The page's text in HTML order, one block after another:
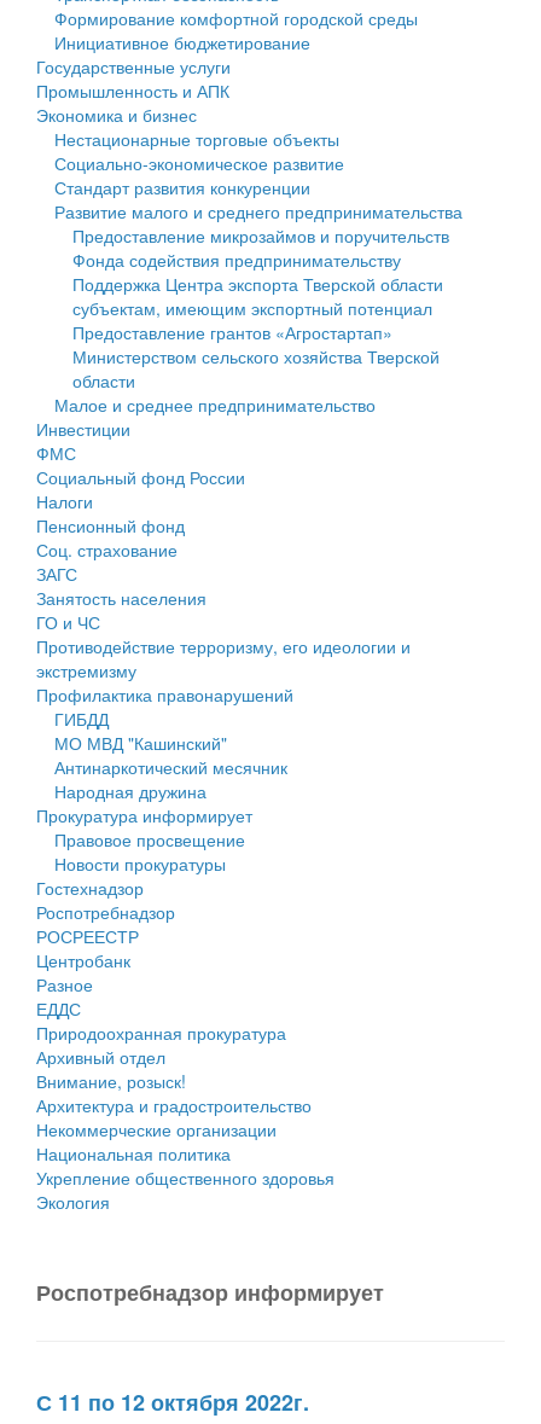
Государственные услуги
Промышленность и АПК
Экономика и бизнес
Символика
Устав
Гостям округа
Туризм
Культура
Образование
Здравоохранение
Социальная защита
Фотоальбом
муниципального округа Тверской области
Администрация Кашинского муниципального округа
Тверской области
Управление сельскими территориями
Открытые данные
Работа с обращениями граждан
Муниципальный контроль
Муниципальные услуги
Проекты административных регламентов
Антимонопольный комплаенс
Противодействие коррупции
Финансовое управление
Бюджет для граждан
Имущество
Выявление правообладателей ранее учтенных
объектов недвижимости
Имущественная поддержка субъектов малого и
среднего предпринимательства
Информационная поддержка субъектов малого и
среднего предпринимательства
Муниципальные программы
Контрольно-счетная палата
Персональные данные
Оценка регулирующего воздействия
Деятельность МУ
Нормативы градостроительного проектирования
Правила землепользования и застройки
Генеральные планы
Проекты планировки территории
Собрание депутатов
Городское поселение
Сельские поселения
Формирование комфортной городской среды
Инициативное бюджетирование
Государственные услуги
Промышленность и АПК
Экономика и бизнес
Нестационарные торговые объекты
Социально-экономическое развитие
Стандарт развития конкуренции
Развитие малого и среднего предпринимательства
Предоставление микрозаймов и поручительств
Фонда содействия предпринимательству
Поддержка Центра экспорта Тверской области
субъектам, имеющим экспортный потенциал
Предоставление грантов «Агростартап»
Министерством сельского хозяйства Тверской
области
Малое и среднее предпринимательство
Инвестиции
ФМС
Социальный фонд России
Налоги
Пенсионный фонд
Соц. страхование
ЗАГС
Занятость населения
ГО и ЧС
Противодействие терроризму, его идеологии и
экстремизму
Профилактика правонарушений
ГИБДД
МО МВД "Кашинский"
Антинаркотический месячник
Народная дружина
Прокуратура информирует
Правовое просвещение
Новости прокуратуры
Гостехнадзор
Роспотребнадзор
РОСРЕЕСТР
Центробанк
Разное
ЕДДС
Природоохранная прокуратура
Архивный отдел
Внимание, розыск!
Архитектура и градостроительство
Некоммерческие организации
Национальная политика
Укрепление общественного здоровья
Экология
Роспотребнадзор информирует
С 11 по 12 октября 2022г.